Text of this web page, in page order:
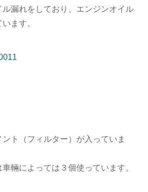
漏れをしており、エンジンオイル
ます。
ト（フィルター）が入っていま
輛によっては３個使っています。